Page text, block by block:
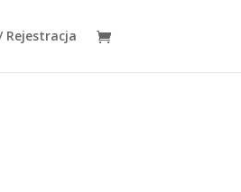
Rejestracja